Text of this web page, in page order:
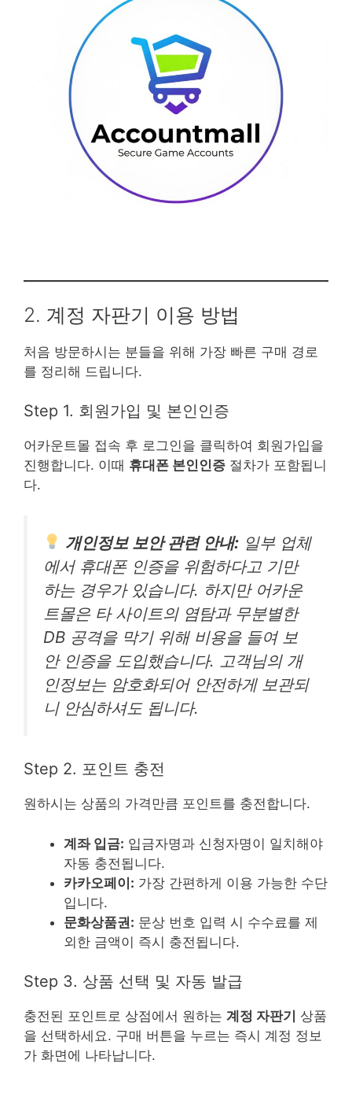
2. 계정 자판기 이용 방법
처음 방문하시는 분들을 위해 가장 빠른 구매 경로
를 정리해 드립니다.
Step 1. 회원가입 및 본인인증
어카운트몰 접속 후 로그인을 클릭하여 회원가입을
진행합니다. 이때 휴대폰 본인인증 절차가 포함됩니
다.
개인정보 보안 관련 안내: 일부 업체
에서 휴대폰 인증을 위험하다고 기만
하는 경우가 있습니다. 하지만 어카운
트몰은 타 사이트의 염탐과 무분별한
DB 공격을 막기 위해 비용을 들여 보
안 인증을 도입했습니다. 고객님의 개
인정보는 암호화되어 안전하게 보관되
니 안심하셔도 됩니다.
Step 2. 포인트 충전
원하시는 상품의 가격만큼 포인트를 충전합니다.
계좌 입금: 입금자명과 신청자명이 일치해야
자동 충전됩니다.
카카오페이: 가장 간편하게 이용 가능한 수단
입니다.
문화상품권: 문상 번호 입력 시 수수료를 제
외한 금액이 즉시 충전됩니다.
Step 3. 상품 선택 및 자동 발급
충전된 포인트로 상점에서 원하는 계정 자판기
상품
을 선택하세요. 구매 버튼을 누르는 즉시 계정 정보
가 화면에 나타납니다.